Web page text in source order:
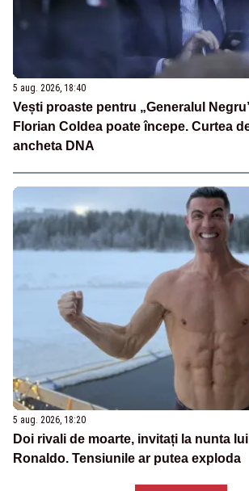
5 aug. 2026, 18:40
Vești proaste pentru „Generalul
Florian Coldea poate începe. Curtea
ancheta DNA
5 aug. 2026, 18:20
Doi rivali de moarte, invitați la nunta
Ronaldo. Tensiunile ar putea exploda